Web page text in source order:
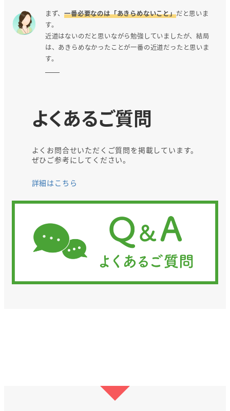
まず、一番必要なのは「あきらめないこと」だと思いま
す。
近道はないのだと思いながら勉強していましたが、結局
は、あきらめなかったことが一番の近道だったと思いま
す。
よくあるご質問
よくお問合せいただくご質問を掲載しています。
ぜひご参考にしてください。
詳細はこちら